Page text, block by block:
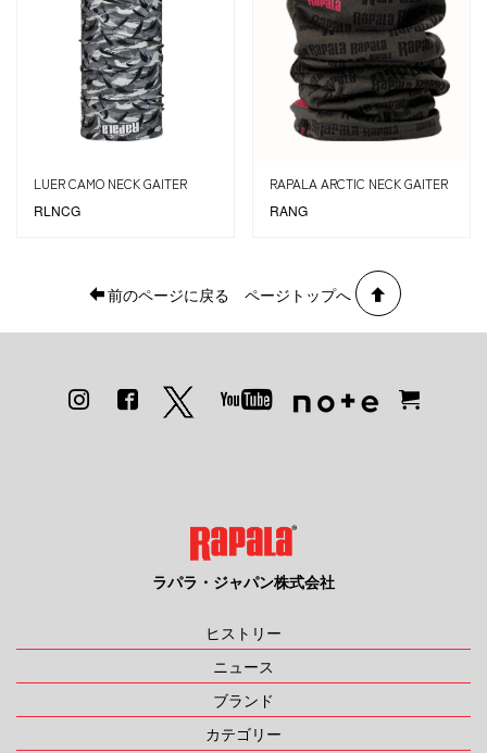
LUER CAMO NECK GAITER
RLNCG
RAPALA ARCTIC NECK GAITER
RANG
前のページに戻る ページトップへ
ラパラ・ジャパン株式会社
ヒストリー
ニュース
ブランド
カテゴリー